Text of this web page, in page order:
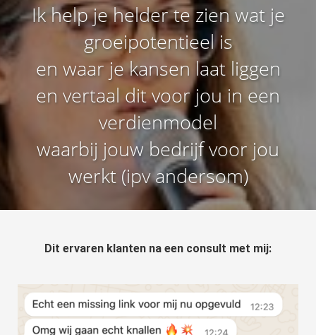
Ik help je helder te zien wat je
groeipotentieel is
en waar je kansen laat liggen
en vertaal dit voor jou in een
verdienmodel
waarbij jouw bedrijf voor jou
werkt (ipv andersom)
Dit ervaren klanten na een consult met mij: